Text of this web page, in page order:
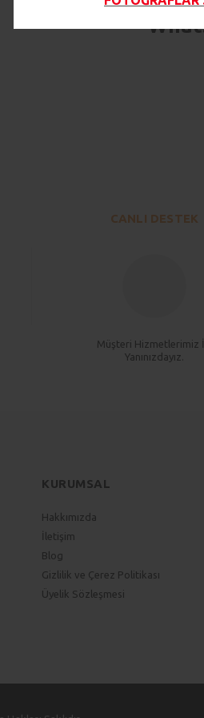
CANLI DESTEK
Müşteri Hizmetlerimiz
Yanınızdayız.
KURUMSAL
Hakkımızda
İletişim
Blog
Gizlilik ve Çerez Politikası
Üyelik Sözleşmesi